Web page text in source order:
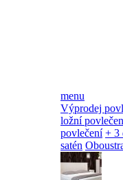
menu
Výprodej
ložní
povlečení + 3
satén